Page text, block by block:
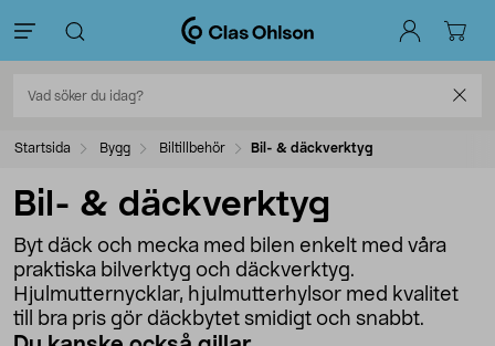
Startsida Bygg Biltillbehör Bil- & däckverktyg
Bil- & däckverktyg
Byt däck och mecka med bilen enkelt med våra
praktiska bilverktyg och däckverktyg.
Hjulmutternycklar, hjulmutterhylsor med kvalitet
till bra pris gör däckbytet smidigt och snabbt.